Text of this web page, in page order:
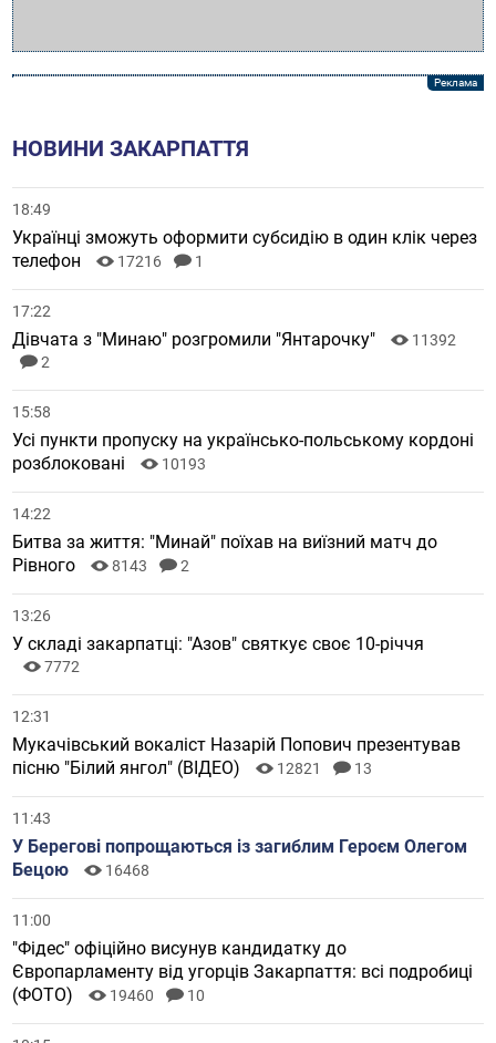
НОВИНИ ЗАКАРПАТТЯ
18:49
Українці зможуть оформити субсидію в один клік через
телефон
17216 1
17:22
Дівчата з "Минаю" розгромили "Янтарочку"
11392
2
15:58
Усі пункти пропуску на українсько-польському кордоні
розблоковані
10193
14:22
Битва за життя: "Минай" поїхав на виїзний матч до
Рівного
8143 2
13:26
У складі закарпатці: "Азов" святкує своє 10-річчя
7772
12:31
Мукачівський вокаліст Назарій Попович презентував
пісню "Білий янгол" (ВІДЕО)
12821 13
11:43
У Берегові попрощаються із загиблим Героєм Олегом
Бецою
16468
11:00
"Фідес" офіційно висунув кандидатку до
Європарламенту від угорців Закарпаття: всі подробиці
(ФОТО)
19460 10